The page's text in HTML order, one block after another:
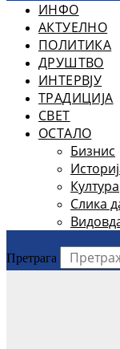
ИНФО
АКТУЕЛНО
ПОЛИТИКА
ДРУШТВО
ИНТЕРВЈУ
ТРАДИЦИЈА
СВЕТ
ОСТАЛО
Бизнис
Култура
Слика
Претрага